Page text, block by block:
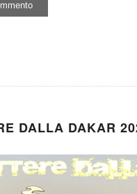
DALLA DAKAR